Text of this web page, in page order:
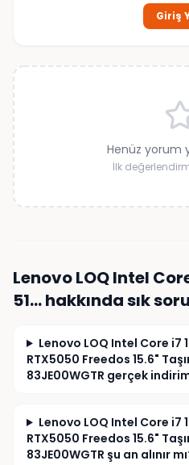
Giriş
Henüz yorum
İlk
Lenovo LOQ Intel
51…hakkında sık
Lenovo LOQ Intel Core i7
RTX5050 Freedos 15.6"
83JE00WGTR gerçek
Lenovo LOQ Intel Core i7
RTX5050 Freedos 15.6"
83JE00WGTR şu an alınır